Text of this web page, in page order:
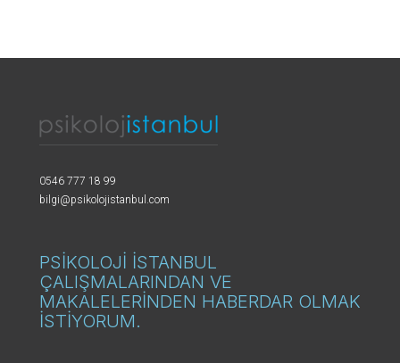
0546 777 18 99
bilgi@psikolojistanbul.com
PSİKOLOJİ İSTANBUL
ÇALIŞMALARINDAN VE
MAKALELERİNDEN HABERDAR OLMAK
İSTİYORUM.